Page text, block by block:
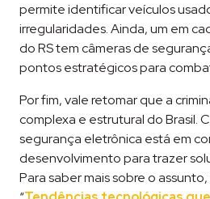
permite identificar veículos
irregularidades. Ainda, um em
do RS tem câmeras de
pontos estratégicos para
Por fim, vale retomar que a
complexa e estrutural do Brasil.
segurança eletrônica está em
desenvolvimento para trazer
Para saber mais sobre o